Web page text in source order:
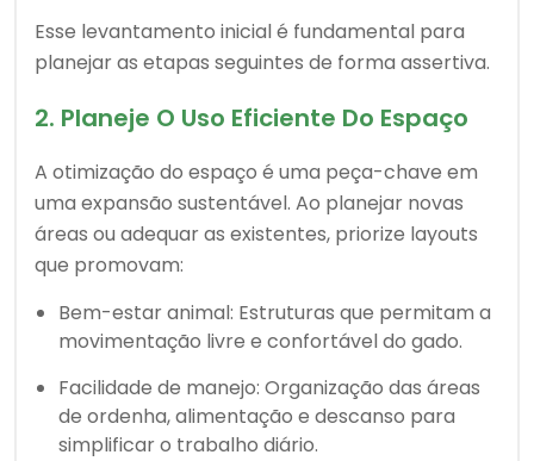
Esse levantamento inicial é fundamental para
planejar as etapas seguintes de forma assertiva.
2. Planeje O Uso Eficiente Do Espaço
A otimização do espaço é uma peça-chave em
uma expansão sustentável. Ao planejar novas
áreas ou adequar as existentes, priorize layouts
que promovam:
Bem-estar animal: Estruturas que permitam a
movimentação livre e confortável do gado.
Facilidade de manejo: Organização das áreas
de ordenha, alimentação e descanso para
simplificar o trabalho diário.